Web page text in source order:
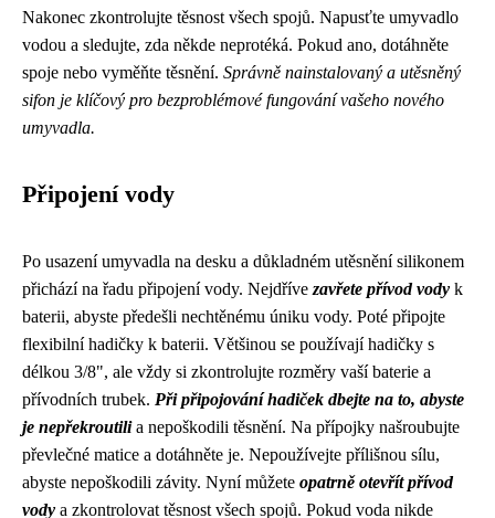
Nakonec zkontrolujte těsnost všech spojů. Napusťte umyvadlo
vodou a sledujte, zda někde neprotéká. Pokud ano, dotáhněte
spoje nebo vyměňte těsnění. Správně nainstalovaný a utěsněný
sifon je klíčový pro bezproblémové fungování vašeho nového
umyvadla.
Připojení vody
Po usazení umyvadla na desku a důkladném utěsnění silikonem
přichází na řadu připojení vody. Nejdříve zavřete přívod vody k
baterii, abyste předešli nechtěnému úniku vody. Poté připojte
flexibilní hadičky k baterii. Většinou se používají hadičky s
délkou 3/8", ale vždy si zkontrolujte rozměry vaší baterie a
přívodních trubek. Při připojování hadiček dbejte na to, abyste
je nepřekroutilia nepoškodili těsnění. Na přípojky našroubujte
převlečné matice a dotáhněte je. Nepoužívejte přílišnou sílu,
abyste nepoškodili závity. Nyní můžete opatrně otevřít přívod
vody a zkontrolovat těsnost všech spojů. Pokud voda nikde